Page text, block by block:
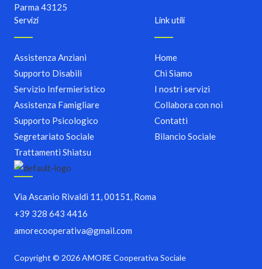
Via Ascanio Rivaldi 11, 00151, Roma
+39 328 643 4416
amorecooperativa@gmail.com
Copyright © 2026 AMORE Cooperativa Sociale
Link utili
Home
Chi Siamo
I nostri servizi
Collabora con noi
Contatti
Bilancio Sociale
Servizi
Assistenza Anziani​
Supporto Disabili
Servizio Infermieristico
Assistenza Famigliare
Supporto Psicologico​
Segretariato Sociale
Trattamenti Shiatsu
Parma 43125